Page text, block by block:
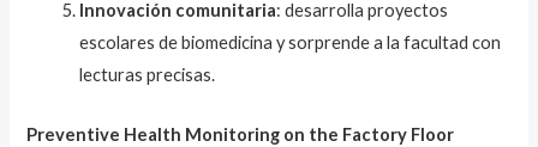
Innovación comunitaria: desarrolla proyectos
escolares de biomedicina y sorprende a la facultad con
lecturas precisas.
Preventive Health Monitoring on the Factory Floor